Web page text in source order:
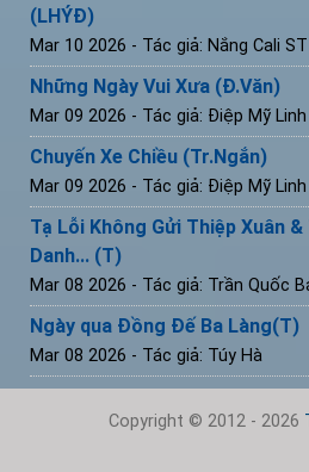
(LHÝĐ)
Mar 10 2026 - Tác giả: Nắng Cali ST
Những Ngày Vui Xưa (Đ.Văn)
Mar 09 2026 - Tác giả: Điệp Mỹ Linh
Chuyến Xe Chiều (Tr.Ngắn)
Mar 09 2026 - Tác giả: Điệp Mỹ Linh
Tạ Lỗi Không Gửi Thiệp Xuân
Danh... (T)
Mar 08 2026 - Tác giả: Trần Quốc
Ngày qua Đồng Đế Ba Làng(T)
Mar 08 2026 - Tác giả: Túy Hà
Copyright © 2012 - 2026